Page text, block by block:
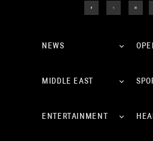
NEWS
MIDDLE EAST
ENTERTAINMENT